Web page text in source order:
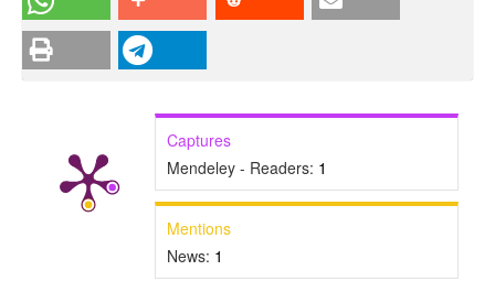
Captures
Mendeley - Readers: 1
Mentions
News: 1